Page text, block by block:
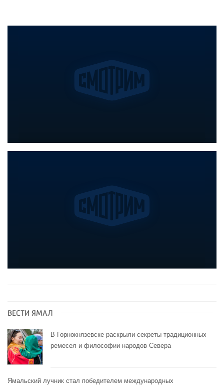
ВЕСТИ ЯМАЛ
В Горнокнязевске раскрыли секреты традиционных
ремесел и философии народов Севера
Ямальский лучник стал победителем международных